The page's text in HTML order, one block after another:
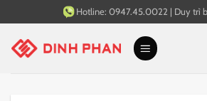
qua
nội
Hotline: 0947.45.0022 | Duy trì